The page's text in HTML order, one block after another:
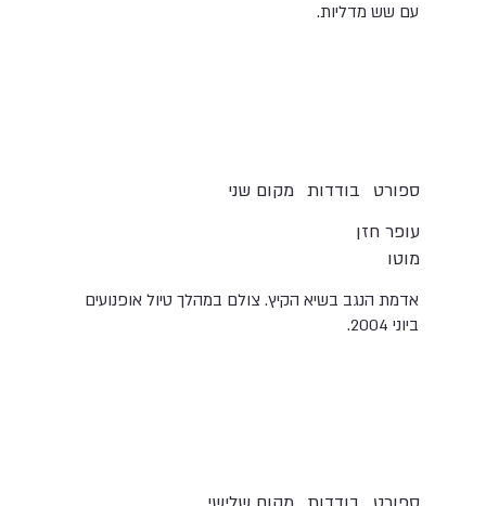
עם שש מדליות.
מקום שני בודדות
ספורט
עופר חזן
מוטו
אדמת הנגב בשיא הקיץ. צולם במהלך טיול אופנועים
ביוני 2004.